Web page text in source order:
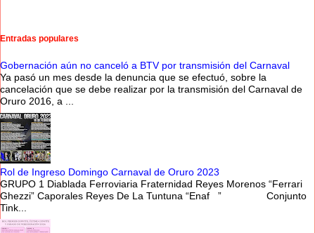
Entradas populares
Gobernación aún no canceló a BTV por transmisión del Carnaval
Ya pasó un mes desde la denuncia que se efectuó, sobre la
cancelación que se debe realizar por la transmisión del Carnaval de
Oruro 2016, a ...
Rol de Ingreso Domingo Carnaval de Oruro 2023
GRUPO 1 Diablada Ferroviaria Fraternidad Reyes Morenos “Ferrari
Ghezzi” Caporales Reyes De La Tuntuna “Enaf ” Conjunto
Tink...